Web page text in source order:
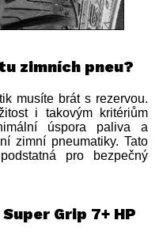
zimních pneu?
musíte brát s rezervou.
i takovým kritériům
úspora paliva a
zimní pneumatiky. Tato
pro bezpečný
Grip 7+ HP